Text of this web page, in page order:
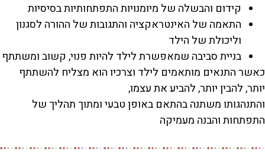
קידום והבשלה של מיומנויות התפתחותיות בסיסיות
התאמה של האינטראקציה והתגובות של ההורה לסגנון
וליכולת של הילד
בניית סביבה שמאפשרת לילד להיות פנוי, קשוב ומשתתף
כאשר התנאים מותאמים לילד וצרכיו הוא מצליח להשתתף
יותר, להבין יותר, להביע את עצמו,
והתנהגותו משתנה בהתאם באופן טבעי ומתוך תהליך של
התפתחות והבנה מעמיקה